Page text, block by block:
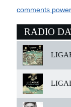
comments
RADIO